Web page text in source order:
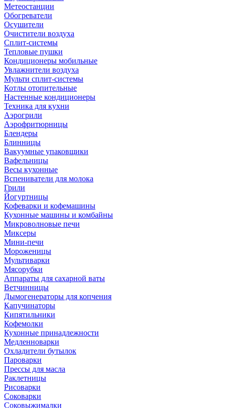
Метеостанции
Обогреватели
Осушители
Очистители воздуха
Сплит-системы
Тепловые пушки
Кондиционеры мобильные
Увлажнители воздуха
Мульти сплит-системы
Котлы отопительные
Настенные кондиционеры
Техника для кухни
Аэрогрили
Аэрофритюрницы
Блендеры
Блинницы
Вакуумные упаковщики
Вафельницы
Весы кухонные
Вспениватели для молока
Грили
Йогуртницы
Кофеварки и кофемашины
Кухонные машины и комбайны
Микроволновые печи
Миксеры
Мини-печи
Мороженицы
Мультиварки
Мясорубки
Аппараты для сахарной ваты
Ветчинницы
Дымогенераторы для копчения
Капучинаторы
Кипятильники
Кофемолки
Кухонные принадлежности
Медленноварки
Охладители бутылок
Пароварки
Прессы для масла
Раклетницы
Рисоварки
Соковарки
Соковыжималки